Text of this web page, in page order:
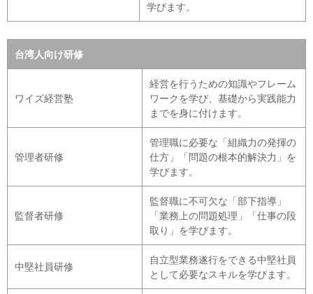
学びます。
台湾人向け研修
ワイズ経営塾
経営を行うための知識やフレーム
ワークを学び、基礎から実践能力
までを身に付けます。
管理者研修
管理職に必要な「組織力の発揮の
仕方」「問題の根本的解決力」を
学びます。
監督者研修
監督職に不可欠な「部下指導」
「業務上の問題処理」「仕事の段
取り」を学びます。
中堅社員研修
自立型業務遂行をできる中堅社員
として必要なスキルを学びます。